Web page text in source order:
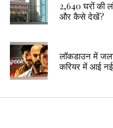
2,640 घरों की
और कैसे देखें?
लॉकडाउन में
करियर में आई नई